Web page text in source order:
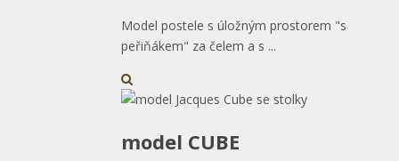
Model postele s úložným prostorem "s
peřiňákem" za čelem a s ...
model CUBE